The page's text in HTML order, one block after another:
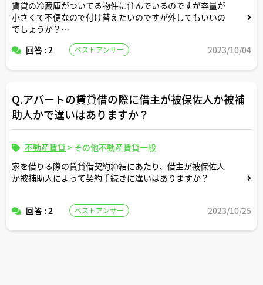
賃貸の冷蔵庫がついてる物件に住んでいるのですが容量が
小さくて不便なので付け替えたいのですが外してもいいの
でしょうか？
回答 : 2
ベストアンサー 2023/10/04
Q.アパートの賃貸借の際に借主が被保佐人か被補
助人かで違いはありますか？
不動産賃貸 > その他不動産賃貸一般
家を借りる際の賃貸借契約締結にあたり、借主が被保佐人
か被補助人によって契約手続きに違いはありますか？
回答 : 2 ベストアンサー 2023/10/25